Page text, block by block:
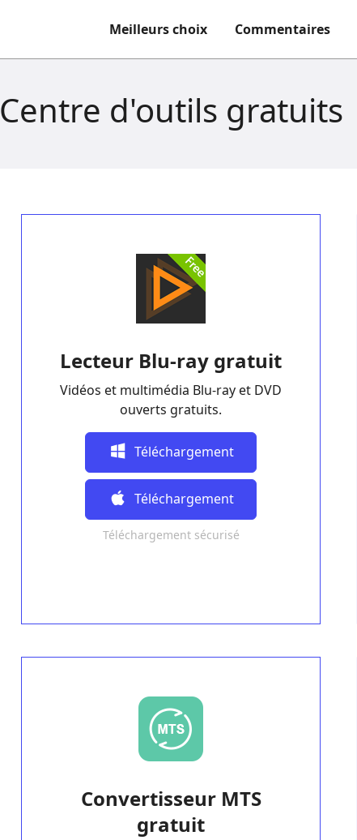
Meilleurs choix Commentaires
Centre d'outils gratuits
Lecteur Blu-ray gratuit
Vidéos et multimédia Blu-ray et DVD
ouverts gratuits.
Téléchargement
Gratuit
Téléchargement
Gratuit
Téléchargement sécurisé
Convertisseur MTS
gratuit